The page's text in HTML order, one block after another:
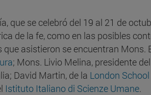
que se celebró del 19 al 21 de
de la fe, como en las posibles
que asistieron se encuentran
; Mons. Livio Melina, presidente
David Martin, de la London
Istituto Italiano di Scienze Umane.